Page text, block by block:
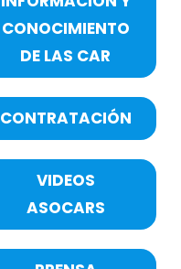
CONOCIMIENTO
DE LAS CAR
CONTRATACIÓN
VIDEOS
ASOCARS